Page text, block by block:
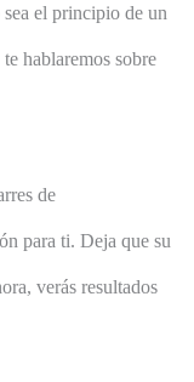
el principio de un
hablaremos sobre
de
para ti. Deja que su
verás resultados